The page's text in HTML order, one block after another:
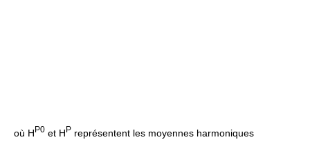
où H P0 et H P représentent les moyennes harmoniques